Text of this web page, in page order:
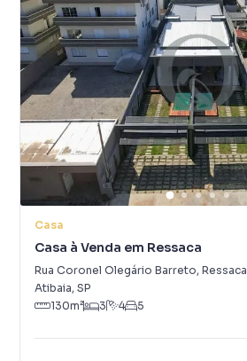
Casa
Casa à Venda em Ressaca
Rua Coronel Olegário Barreto, Ressaca
Atibaia, SP
130m² 3 4 5